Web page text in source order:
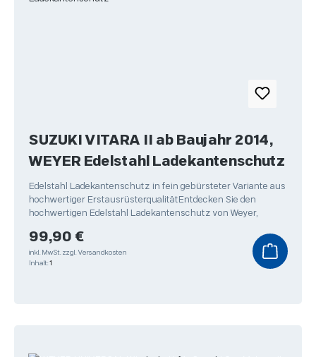
SUZUKI VITARA II ab Baujahr 2014,
WEYER Edelstahl Ladekantenschutz
Edelstahl Ladekantenschutz in fein gebürsteter Variante aus
hochwertiger ErstausrüsterqualitätEntdecken Sie den
hochwertigen Edelstahl Ladekantenschutz von Weyer,
Regulärer Preis:
99,90 €
inkl. MwSt. zzgl. Versandkosten
Inhalt: 1